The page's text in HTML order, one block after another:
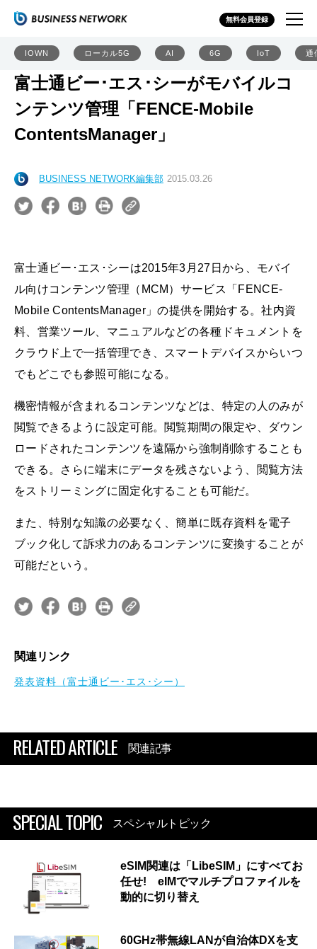
無料会員登録
IOWN ローカル5G AI 6G IoT 通
富士通ビー･エス･シーがモバイルコ
ンテンツ管理「FENCE-Mobile
ContentsManager」
BUSINESS NETWORK編集部 2015.03.26
富士通ビー･エス･シーは2015年3月27日から、モバイ
ル向けコンテンツ管理（MCM）サービス「FENCE-
Mobile ContentsManager」の提供を開始する。社内資
料、営業ツール、マニュアルなどの各種ドキュメントを
クラウド上で一括管理でき、スマートデバイスからいつ
でもどこでも参照可能になる。
機密情報が含まれるコンテンツなどは、特定の人のみが
閲覧できるように設定可能。閲覧期間の限定や、ダウン
ロードされたコンテンツを遠隔から強制削除することも
できる。さらに端末にデータを残さないよう、閲覧方法
をストリーミングに固定化することも可能だ。
また、特別な知識の必要なく、簡単に既存資料を電子
ブック化して訴求力のあるコンテンツに変換することが
可能だという。
関連リンク
発表資料（富士通ビー･エス･シー）
RELATED ARTICLE 関連記事
SPECIAL TOPIC スペシャルトピック
eSIM関連は「LibeSIM」にすべてお
任せ! eIMでマルチプロファイルを
動的に切り替え
60GHz帯無線LANが自治体DXを支